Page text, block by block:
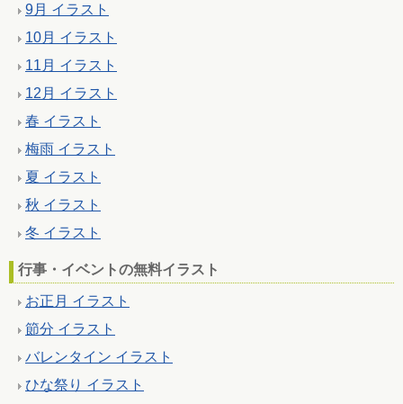
9月 イラスト
10月 イラスト
11月 イラスト
12月 イラスト
春 イラスト
梅雨 イラスト
夏 イラスト
秋 イラスト
冬 イラスト
行事・イベントの無料イラスト
お正月 イラスト
節分 イラスト
バレンタイン イラスト
ひな祭り イラスト